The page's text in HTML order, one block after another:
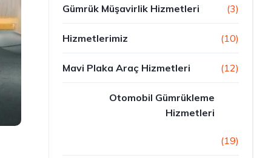
Gümrük Müşavirlik Hizmetleri (3)
Hizmetlerimiz (10)
Mavi Plaka Araç Hizmetleri (12)
Otomobil Gümrükleme
Hizmetleri
(19)